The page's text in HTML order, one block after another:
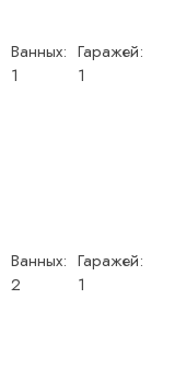
Ванных:
1
Гаражей:
1
Ванных:
2
Гаражей:
1